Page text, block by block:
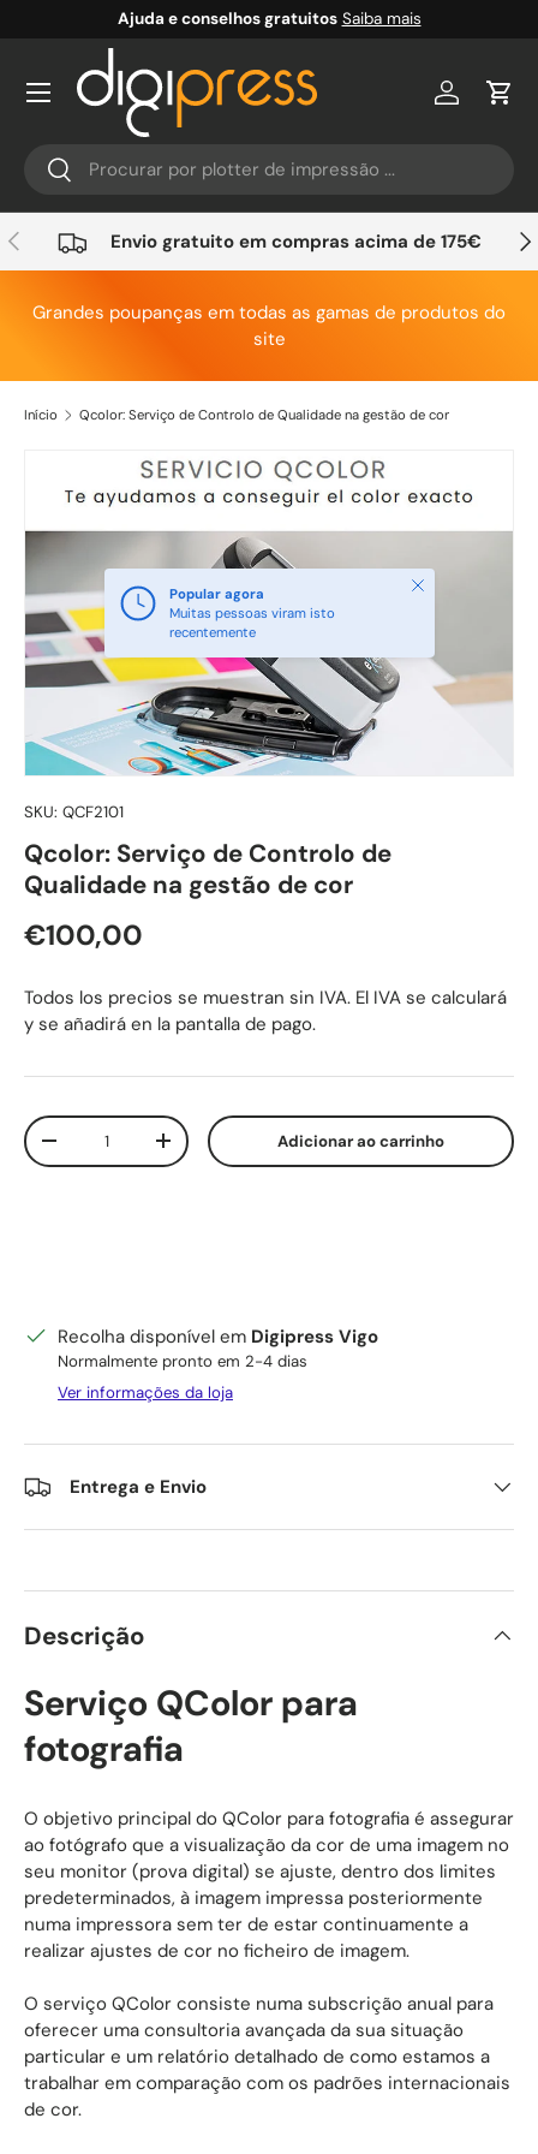
Ir para o conteúdo
Ajuda e conselhos gratuitos Saiba mais
Pesquisar
Pesquisar
Conta
Anterior Envio gratuito em compras acima de 175€
Grandes poupanças em todas as gamas de produtos do
site
Início Qcolor: Serviço de Controlo de Qualidade na gestão de cor
Saltar para a informação do produto
Popular agora
Muitas pessoas viram isto
recentemente
Fechar
SKU: QCF2101
Qcolor: Serviço de Controlo de
Qualidade na gestão de cor
Preço normal
€100,00
Todos los precios se muestran sin IVA. El IVA se calculará
y se añadirá en la pantalla de pago.
Qtd.
Diminuir quantidadeAumente a quantidadeAdicionar ao carrinho
Recolha disponível em Digipress Vigo
Normalmente pronto em 2-4 dias
Ver informações da loja
Entrega e Envio
Descrição
Serviço QColor para
fotografia
O objetivo principal do QColor para fotografia é assegurar
ao fotógrafo que a visualização da cor de uma imagem no
seu monitor (prova digital) se ajuste, dentro dos limites
predeterminados, à imagem impressa posteriormente
numa impressora sem ter de estar continuamente a
realizar ajustes de cor no ficheiro de imagem.
O serviço QColor consiste numa subscrição anual para
oferecer uma consultoria avançada da sua situação
particular e um relatório detalhado de como estamos a
trabalhar em comparação com os padrões internacionais
de cor.